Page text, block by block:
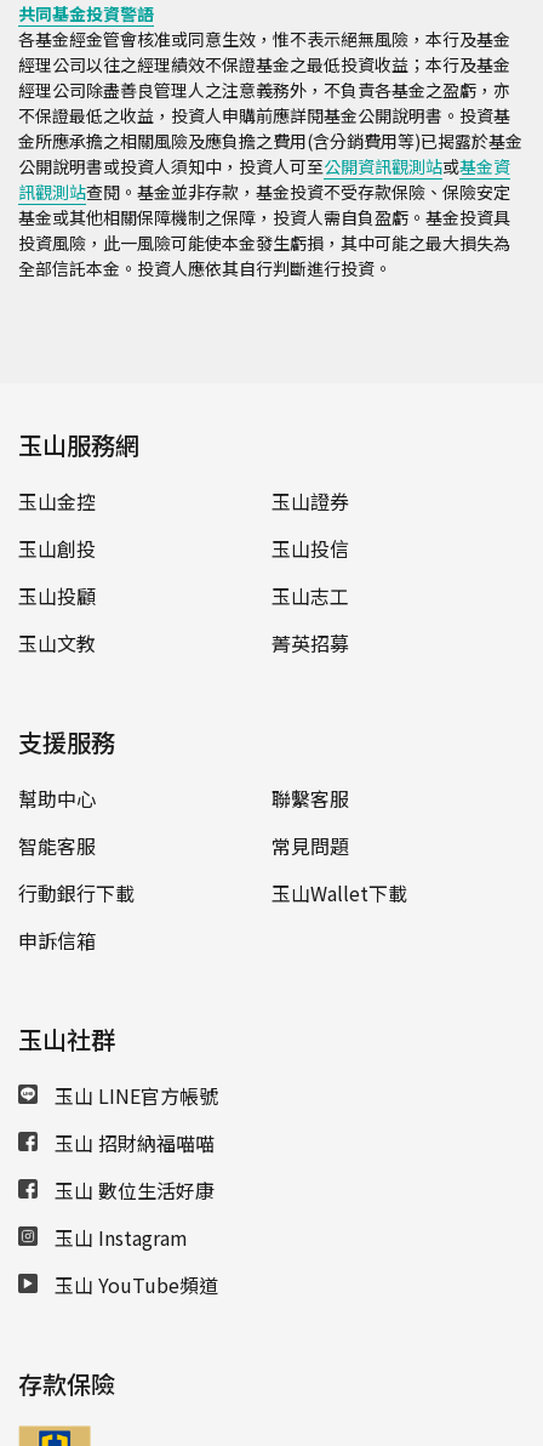
共同基金投資警語
各基金經金管會核准或同意生效，惟不表示絕無風險，本行及基金
經理公司以往之經理績效不保證基金之最低投資收益；本行及基金
經理公司除盡善良管理人之注意義務外，不負責各基金之盈虧，亦
不保證最低之收益，投資人申購前應詳閱基金公開說明書。投資基
金所應承擔之相關風險及應負擔之費用(含分銷費用等)已揭露於基金
公開說明書或投資人須知中，投資人可至公開資訊觀測站或基金資
訊觀測站查閱。基金並非存款，基金投資不受存款保險、保險安定
基金或其他相關保障機制之保障，投資人需自負盈虧。基金投資具
投資風險，此一風險可能使本金發生虧損，其中可能之最大損失為
全部信託本金。投資人應依其自行判斷進行投資。
玉山服務網
玉山金控
玉山證券
玉山創投
玉山投信
玉山投顧
玉山志工
玉山文教
菁英招募
支援服務
幫助中心
聯繫客服
智能客服
常見問題
行動銀行下載
玉山Wallet下載
申訴信箱
玉山社群
玉山 LINE官方帳號
玉山 招財納福喵喵
玉山 數位生活好康
玉山 Instagram
玉山 YouTube頻道
存款保險